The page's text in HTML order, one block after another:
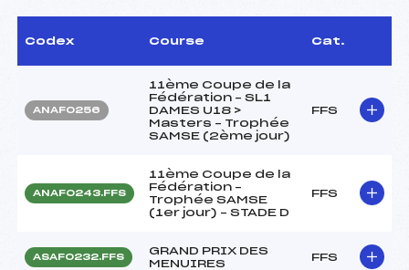
Codex Course Cat.
ANAF0256
11ème Coupe de la
Fédération – SL1
DAMES U18 >
Masters – Trophée
SAMSE (2ème jour)
FFS
ANAF0243.FFS
11ème Coupe de la
Fédération –
Trophée SAMSE
(1er jour) – STADE D
FFS
ASAF0232.FFS
GRAND PRIX DES
MENUIRES
FFS